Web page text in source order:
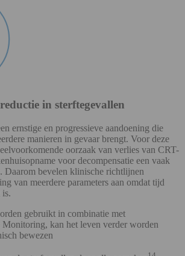
in sterftegevallen
ernstige en progressieve aandoening die
manieren in gevaar brengt. Voor deze
oorzaak van verlies van CRT-
voor decompensatie een vaak
Daarom bevelen klinische richtlijnen
van meerdere parameters aan omdat tijd
is.
gebruikt in combinatie met
kan het leven verder worden
bewezen